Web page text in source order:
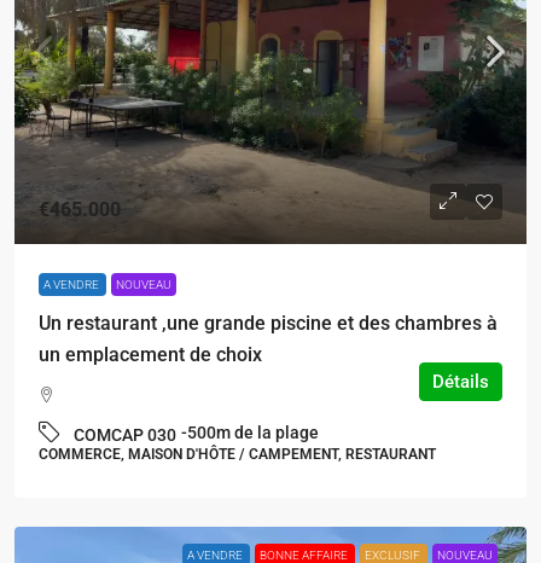
€465.000
A VENDRE NOUVEAU
Un restaurant ,une grande piscine et des chambres à
un emplacement de choix
COMCAP 030 -500m de la plage
COMMERCE, MAISON D'HÔTE / CAMPEMENT, RESTAURANT
Détails
A VENDRE BONNE AFFAIRE EXCLUSIF NOUVEAU